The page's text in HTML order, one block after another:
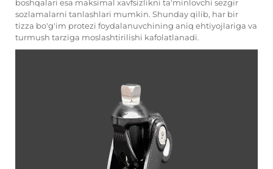
boshqalari esa maksimal xavfsizlikni ta'minlovchi sezgir
sozlamalarni tanlashlari mumkin. Shunday qilib, har bir
tizza bo'g'im protezi foydalanuvchining aniq ehtiyojlariga va
turmush tarziga moslashtirilishi kafolatlanadi.